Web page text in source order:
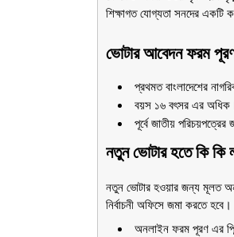
শিক্ষাগত যোগ্যতা সনদের একটি
ভোটার আবেদন ফরম
প্রথমত বাংলাদেশের
বয়স ১৬ বৎসর এর
পূর্বে জাতীয়
নতুন ভোটার হতে কি কি
নতুন ভোটার হওয়ার জন্য মূলত
নির্বাচনী অফিসে জমা করতে হবে।
অনলাইন ফরম পূরণ এর